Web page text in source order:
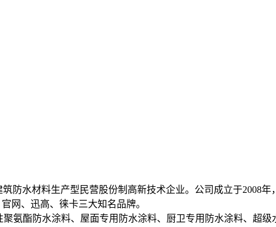
防水材料生产型民营股份制高新技术企业。公司成立于2008
网、迅高、徕卡三大知名品牌。
氨酯防水涂料、屋面专用防水涂料、厨卫专用防水涂料、超